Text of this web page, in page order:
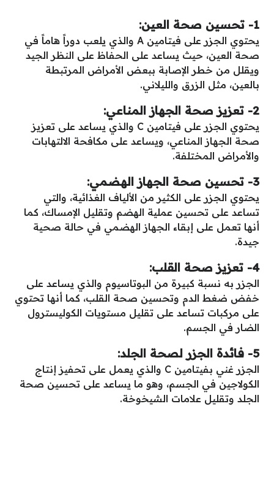
1- تحسين صحة العين:
يحتوي الجزر على فيتامين A والذي يلعب دوراً هاماً في
صحة العين، حيث يساعد على الحفاظ على النظر الجيد
ويقلل من خطر الإصابة ببعض الأمراض المرتبطة
بالعين، مثل الزرق والليلاني.
2- تعزيز صحة الجهاز المناعي:
يحتوي الجزر على فيتامين C والذي يساعد على تعزيز
صحة الجهاز المناعي، ويساعد على مكافحة الالتهابات
والأمراض المختلفة.
3- تحسين صحة الجهاز الهضمي:
يحتوي الجزر على الكثير من الألياف الغذائية، والتي
تساعد على تحسين عملية الهضم وتقليل الإمساك، كما
أنها تعمل على إبقاء الجهاز الهضمي في حالة صحية
جيدة.
4- تعزيز صحة القلب:
الجزر به نسبة كبيرة من البوتاسيوم والذي يساعد على
خفض ضغط الدم وتحسين صحة القلب، كما أنها تحتوي
على مركبات تساعد على تقليل مستويات الكوليسترول
الضار في الجسم.
5- فائدة الجزر لصحة الجلد:
الجزر غني بفيتامين C والذي يعمل على تحفيز إنتاج
الكولاجين في الجسم، وهو ما يساعد على تحسين صحة
الجلد وتقليل علامات الشيخوخة.